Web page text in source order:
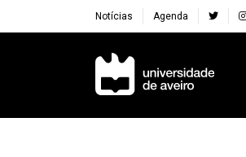
Notícias Agenda
Navegação Principal